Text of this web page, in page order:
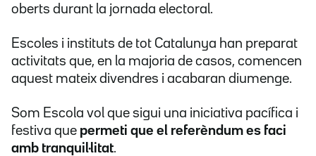
oberts durant la jornada electoral.
Escoles i instituts de tot Catalunya han preparat
activitats que, en la majoria de casos, comencen
aquest mateix divendres i acabaran diumenge.
Som Escola vol que sigui una iniciativa pacífica i
festiva que permeti que el referèndum es faci
amb tranquil·litat.